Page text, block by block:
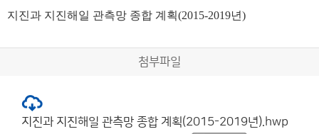
지진과 지진해일 관측망 종합 계획(2015-2019년)
첨부파일
지진과 지진해일 관측망 종합 계획(2015-2019년).hwp